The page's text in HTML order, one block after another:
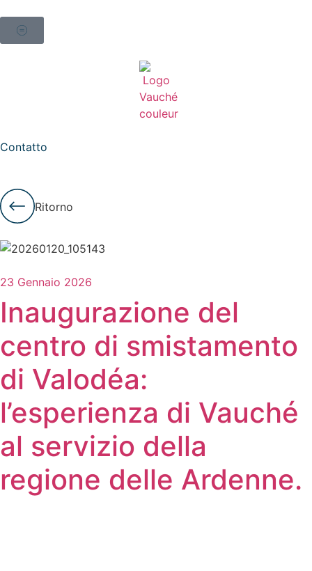
Contatto
Ritorno
23 Gennaio 2026
Inaugurazione del
centro di smistamento
di Valodéa:
l’esperienza di Vauché
al servizio della
regione delle Ardenne.